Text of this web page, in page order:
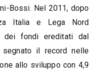
Bossi. Nel 2011, dopo
Italia e Lega Nord
dei fondi ereditati dal
segnato il record nelle
allo sviluppo con 4,9